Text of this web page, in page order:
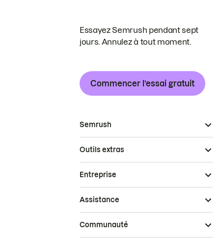
Essayez Semrush pendant sept
jours. Annulez à tout moment.
Commencer l’essai gratuit
Semrush
Outils extras
Entreprise
Assistance
Communauté